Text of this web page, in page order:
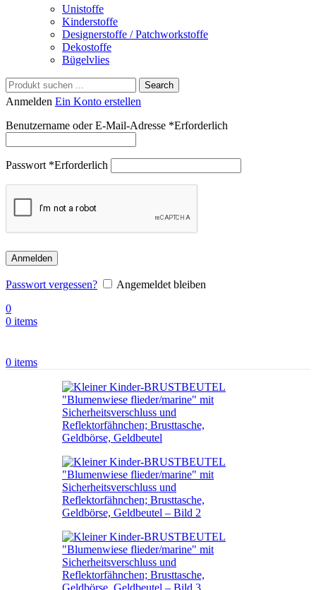
Unistoffe
Kinderstoffe
Designerstoffe / Patchworkstoffe
Dekostoffe
Bügelvlies
Search
Anmelden Ein Konto erstellen
Benutzername oder E-Mail-Adresse *Erforderlich
Passwort *Erforderlich
Anmelden
Passwort vergessen?
Angemeldet bleiben
0
0 items
0 items